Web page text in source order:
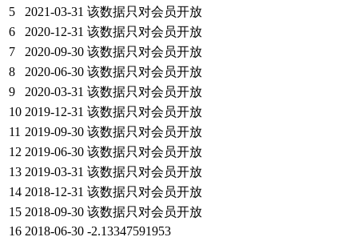
5
2021-03-31 该数据只对会员开放
6
2020-12-31 该数据只对会员开放
7
2020-09-30 该数据只对会员开放
8
2020-06-30 该数据只对会员开放
9
2020-03-31 该数据只对会员开放
10 2019-12-31 该数据只对会员开放
11 2019-09-30 该数据只对会员开放
12 2019-06-30 该数据只对会员开放
13 2019-03-31 该数据只对会员开放
14 2018-12-31 该数据只对会员开放
15 2018-09-30 该数据只对会员开放
16 2018-06-30 -2.13347591953